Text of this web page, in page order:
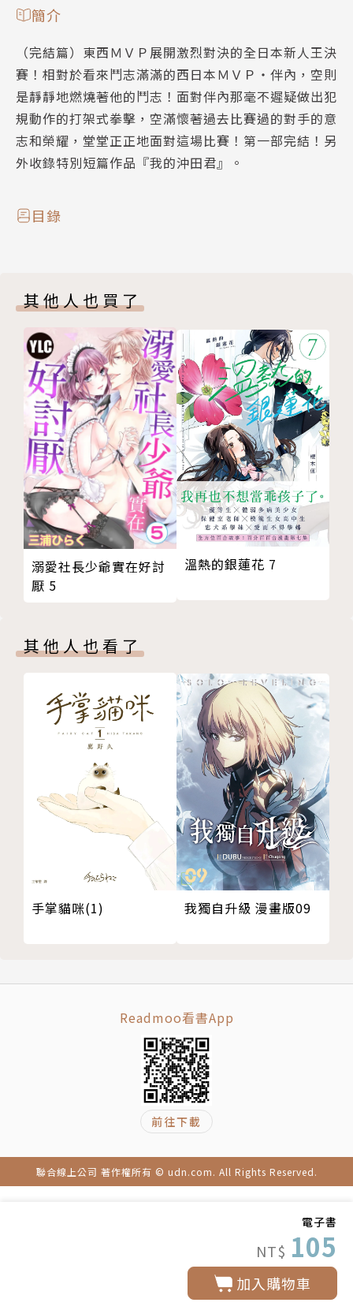
電子書
NT$ 105
加入購物車
簡介
（完結篇）東西ＭＶＰ展開激烈對決的全日本新人王決
賽！相對於看來鬥志滿滿的西日本ＭＶＰ‧伴內，空則
是靜靜地燃燒著他的鬥志！面對伴內那毫不遲疑做出犯
規動作的打架式拳擊，空滿懷著過去比賽過的對手的意
志和榮耀，堂堂正正地面對這場比賽！第一部完結！另
外收錄特別短篇作品『我的沖田君』。
目錄
其他人也買了
溺愛社長少爺實在好討
厭 5
溫熱的銀蓮花 7
其他人也看了
手掌貓咪(1) 我獨自升級 漫畫版09
Readmoo看書App
前往下載
聯合線上公司 著作權所有 © udn.com. All Rights Reserved.